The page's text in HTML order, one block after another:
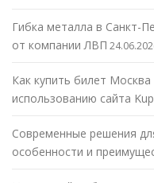
Гибка металла в Санкт-
от компании ЛВП
Как купить билет
использованию сайта
Современные решения
особенности и